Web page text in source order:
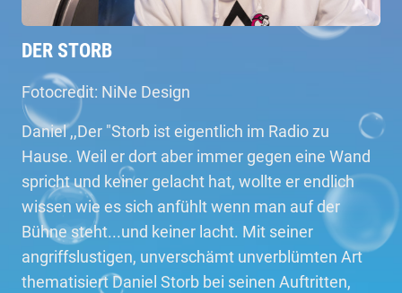
DER STORB
Fotocredit: NiNe Design
Daniel ,,Der "Storb ist eigentlich im Radio zu
Hause. Weil er dort aber immer gegen eine Wand
spricht und keiner gelacht hat, wollte er endlich
wissen wie es sich anfühlt wenn man auf der
Bühne steht...und keiner lacht. Mit seiner
angriffslustigen, unverschämt unverblümten Art
thematisiert Daniel Storb bei seinen Auftritten,